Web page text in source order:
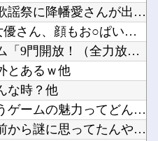
【ラブライブ！】ハマダ歌謡祭に降幡愛さんが出演他
【画像】アラフォー∧∨女優さん、顔もお○ぱいもドスケベすぎる...
中国「大洪水！」三峡ダム「9門開放！（全力放流」中国都市「三...
とあるｗ他
な時？他
モンスターハンターというゲームの魅力ってどんな部分だと思う？...
【にじ甲2026】そういや前から謎に思ってたんやがなんでマド...